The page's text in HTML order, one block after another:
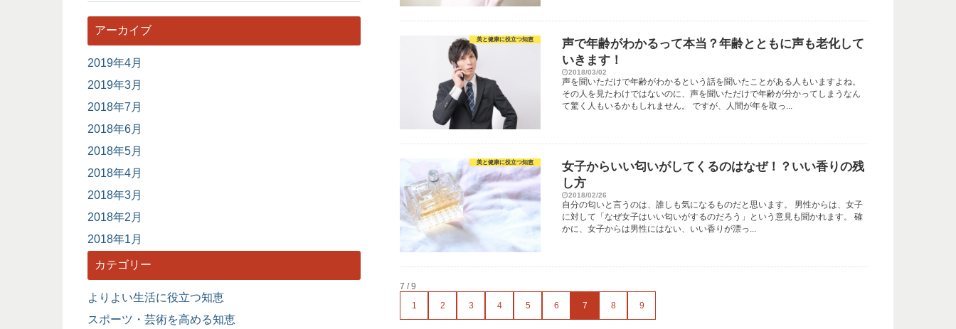
美と健康に役立つ知恵
声で年齢がわかるって本当？年齢とともに声も老化して
いきます！
2018/03/02
声を聞いただけで年齢がわかるという話を聞いたことがある人もいますよね。
その人を見たわけではないのに、声を聞いただけで年齢が分かってしまうなん
て驚く人もいるかもしれません。 ですが、人間が年を取っ...
美と健康に役立つ知恵
女子からいい匂いがしてくるのはなぜ！？いい香りの残
し方
2018/02/26
自分の匂いと言うのは、誰しも気になるものだと思います。 男性からは、女子
に対して「なぜ女子はいい匂いがするのだろう」という意見も聞かれます。 確
かに、女子からは男性にはない、いい香りが漂っ...
7 / 9
1
2 3 4 5 6 7 8 9
アーカイブ
2019年4月
2019年3月
2018年7月
2018年6月
2018年5月
2018年4月
2018年3月
2018年2月
2018年1月
カテゴリー
よりよい生活に役立つ知恵
スポーツ・芸術を高める知恵